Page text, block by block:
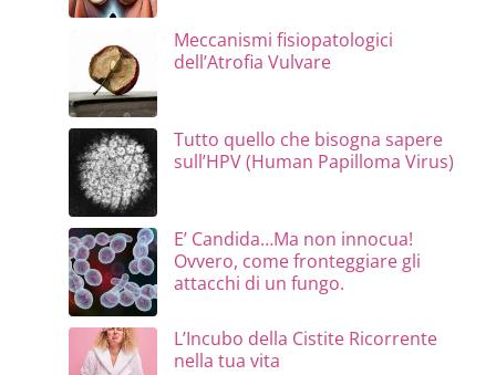
Meccanismi fisiopatologici
dell’Atrofia Vulvare
Tutto quello che bisogna sapere
sull’HPV (Human Papilloma Virus)
E’ Candida…Ma non innocua!
Ovvero, come fronteggiare gli
attacchi di un fungo.
L’Incubo della Cistite Ricorrente
nella tua vita